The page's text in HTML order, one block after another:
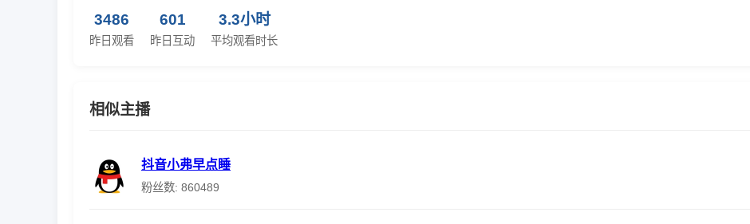
3486
昨日观看
601
昨日互动
3.3小时
平均观看时长
相似主播
抖音小弗早点睡
粉丝数: 860489